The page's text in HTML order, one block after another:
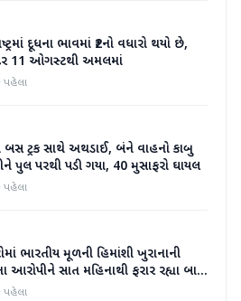
દૂધના ભાવમાં ₹2નો વધારો થયો છે,
11 ઓગસ્ટથી અમલમાં
પહેલા
બસ ટ્રક સાથે અથડાઈ, બંને વાહનો કાબુ
પુલ પરથી પડી ગયા, 40 મુસાફરો ઘાયલ
પહેલા
ભારતીય મૂળની હિમાંશી ખુરાનાની
આરોપીને સાત મહિનાથી ફરાર રહ્યા બાદ
કરવામાં આવી
પહેલા